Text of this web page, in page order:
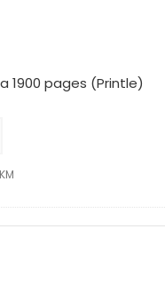
1900 pages (Printle)